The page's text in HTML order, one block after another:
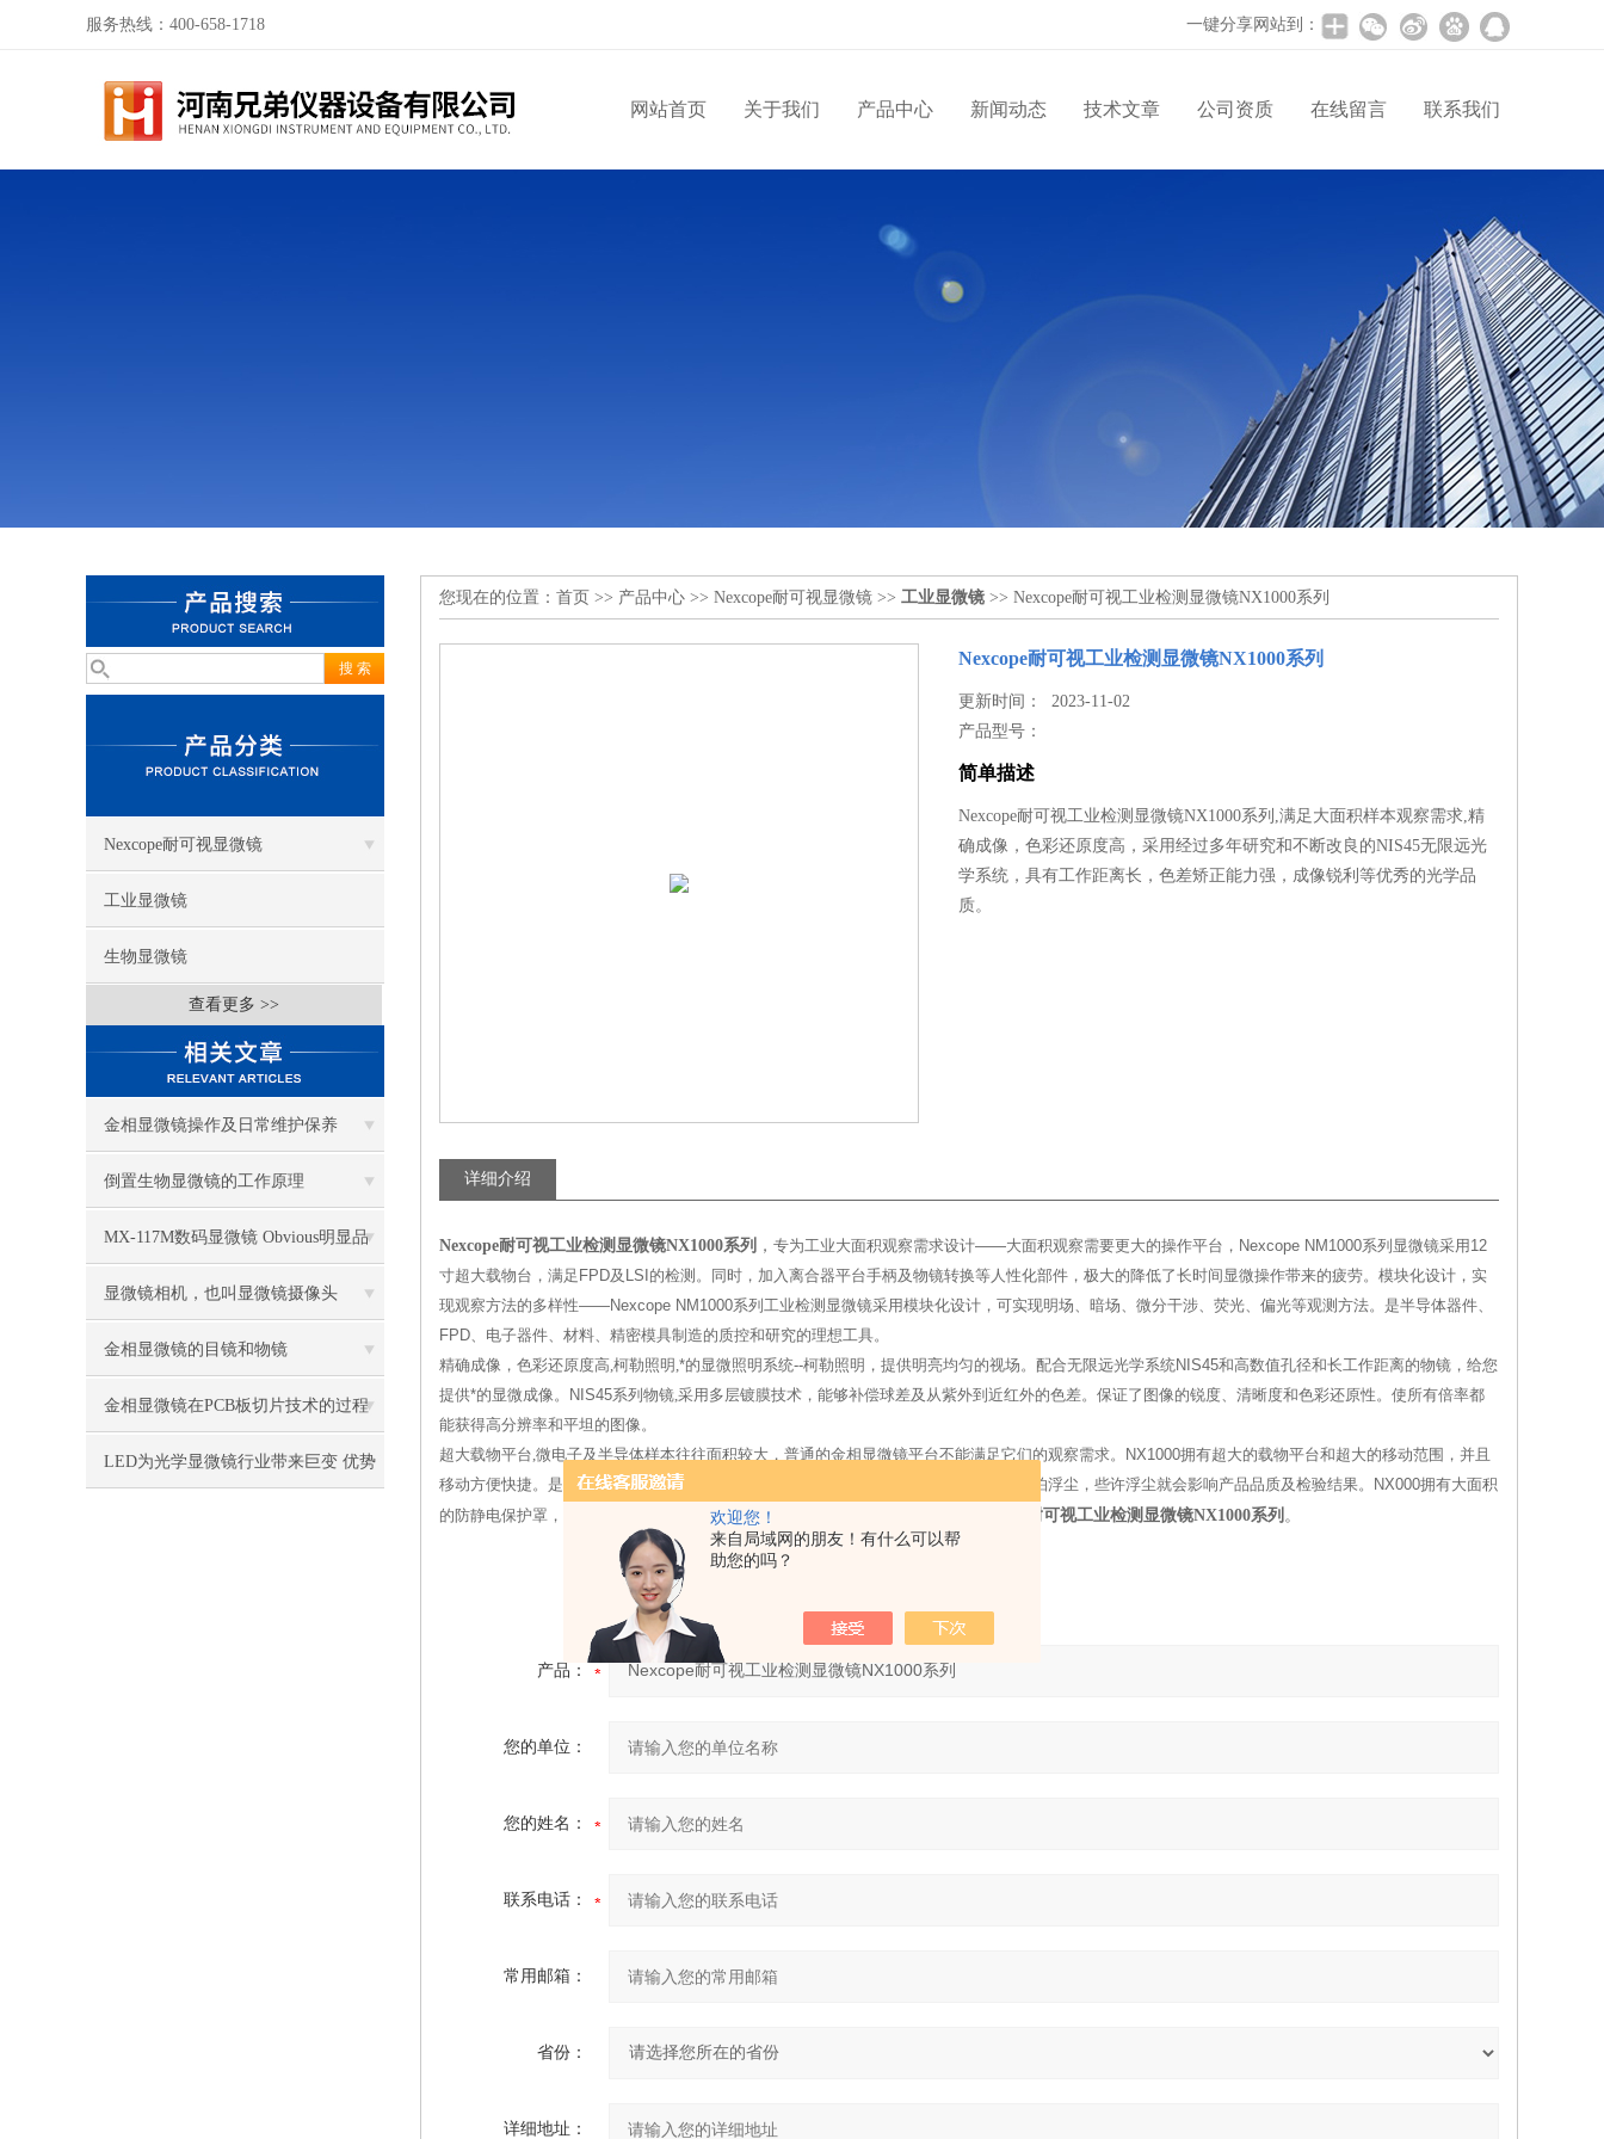
欢迎您！
来自局域网的朋友！有什么可以帮
助您的吗？
服务热线：400-658-1718 一键分享网站到：
网站首页 关于我们 产品中心 新闻动态 技术文章 公司资质 在线留言 联系我们
Nexcope耐可视显微镜
工业显微镜
生物显微镜
查看更多 >>
金相显微镜操作及日常维护保养
倒置生物显微镜的工作原理
MX-117M数码显微镜 Obvious明显品
牌值得推荐
显微镜相机，也叫显微镜摄像头
金相显微镜的目镜和物镜
金相显微镜在PCB板切片技术的过程
控制中的作用
LED为光学显微镜行业带来巨变 优势
您现在的位置： 首页 >> 产品中心 >> Nexcope耐可视显微镜 >> 工业显微镜 >> Nexcope耐可视工业检测显微镜NX1000系列
Nexcope耐可视工业检测显微镜NX1000系列
更新时间： 2023-11-02
产品型号：
简单描述
Nexcope耐可视工业检测显微镜NX1000系列,满足大面积样本观察需求,精
确成像，色彩还原度高，采用经过多年研究和不断改良的NIS45无限远光
学系统，具有工作距离长，色差矫正能力强，成像锐利等优秀的光学品
质。
详细介绍
Nexcope耐可视工业检测显微镜NX1000系列 ， 专为工业大面积观察需求设计——大面积观察需要更大的操作平台，Nexcope NM1000系列显微镜采用12
寸超大载物台，满足FPD及LSI的检测。同时，加入离合器平台手柄及物镜转换等人性化部件，极大的降低了长时间显微操作带来的疲劳。模块化设计，实
现观察方法的多样性——Nexcope NM1000系列工业检测显微镜采用模块化设计，可实现明场、暗场、微分干涉、荧光、偏光等观测方法。是半导体器件、
FPD、电子器件、材料、精密模具制造的质控和研究的理想工具。
精确成像，色彩还原度高,柯勒照明 ,*的显微照明系统--柯勒照明，提供明亮均匀的视场。配合无限远光学系统NIS45和高数值孔径和长工作距离的物镜，给您
提供*的显微成像。NIS45系列物镜,采用多层镀膜技术，能够补偿球差及从紫外到近红外的色差。保证了图像的锐度、清晰度和色彩还原性。使所有倍率都
能获得高分辨率和平坦的图像。
超大载物平台,微电子及半导体样本往往面积较大，普通的金相显微镜平台不能满足它们的观察需求。NX1000拥有超大的载物平台和超大的移动范围，并且
移动方便快捷。是大面积工业样本显微观察的理想工具。防静电保护罩
工业样本往往惧怕浮尘，些许浮尘就会影响产品品质及检验结果。NX000拥有大面积
的防静电保护罩，更大程度杜绝浮尘与落尘。保护样本，使检验结果更精确。
Nexcope耐可视工业检测显微镜NX1000系列 。
产品：
您的单位：
您的姓名：
联系电话：
常用邮箱：
省份：
详细地址：